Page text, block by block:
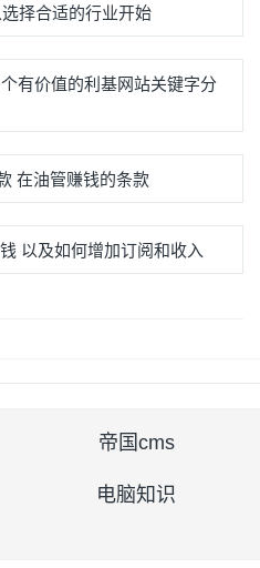
择合适的行业开始
有价值的利基网站关键字分
在油管赚钱的条款
以及如何增加订阅和收入
帝国cms
电脑知识